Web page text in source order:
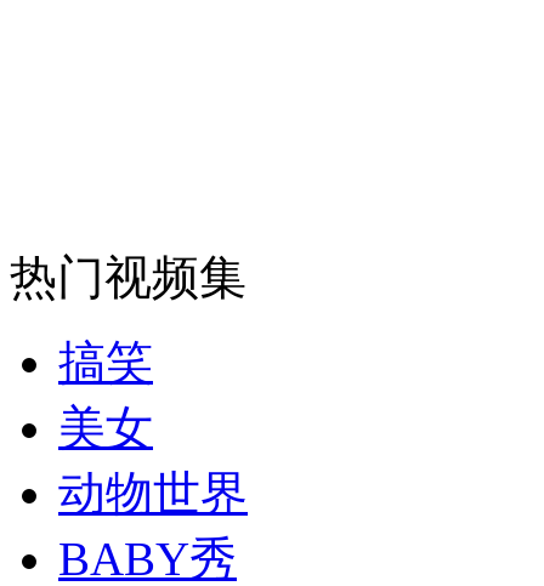
司机酒驾遇交警 急速倒车逃窜
热门视频集
搞笑
美女
动物世界
BABY秀